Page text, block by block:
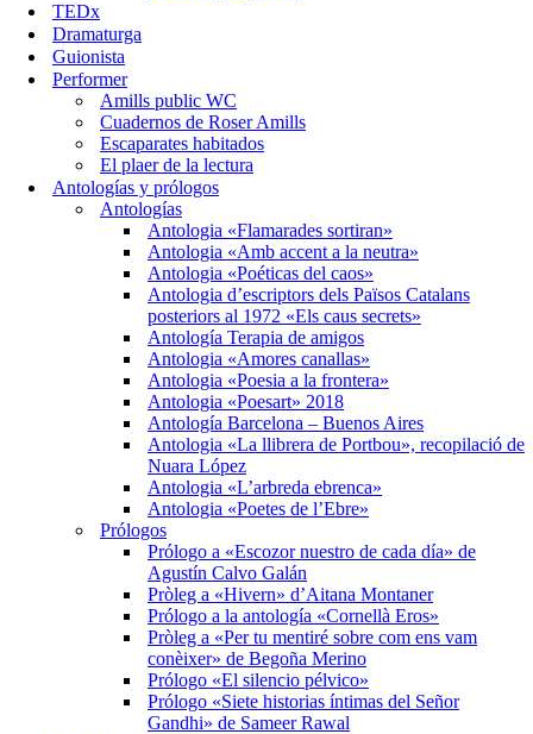
TEDx
Dramaturga
Guionista
Performer
Amills public WC
Cuadernos de Roser Amills
Escaparates habitados
El plaer de la lectura
Antologías y prólogos
Antologías
Antologia «Flamarades sortiran»
Antologia «Amb accent a la neutra»
Antologia «Poéticas del caos»
Antologia d’escriptors dels Països Catalans
posteriors al 1972 «Els caus secrets»
Antología Terapia de amigos
Antologia «Amores canallas»
Antologia «Poesia a la frontera»
Antologia «Poesart» 2018
Antología Barcelona – Buenos Aires
Antologia «La llibrera de Portbou», recopilació de
Nuara López
Antologia «L’arbreda ebrenca»
Antologia «Poetes de l’Ebre»
Prólogos
Prólogo a «Escozor nuestro de cada día» de
Agustín Calvo Galán
Pròleg a «Hivern» d’Aitana Montaner
Prólogo a la antología «Cornellà Eros»
Pròleg a «Per tu mentiré sobre com ens vam
conèixer» de Begoña Merino
Prólogo «El silencio pélvico»
Prólogo «Siete historias íntimas del Señor
Gandhi» de Sameer Rawal